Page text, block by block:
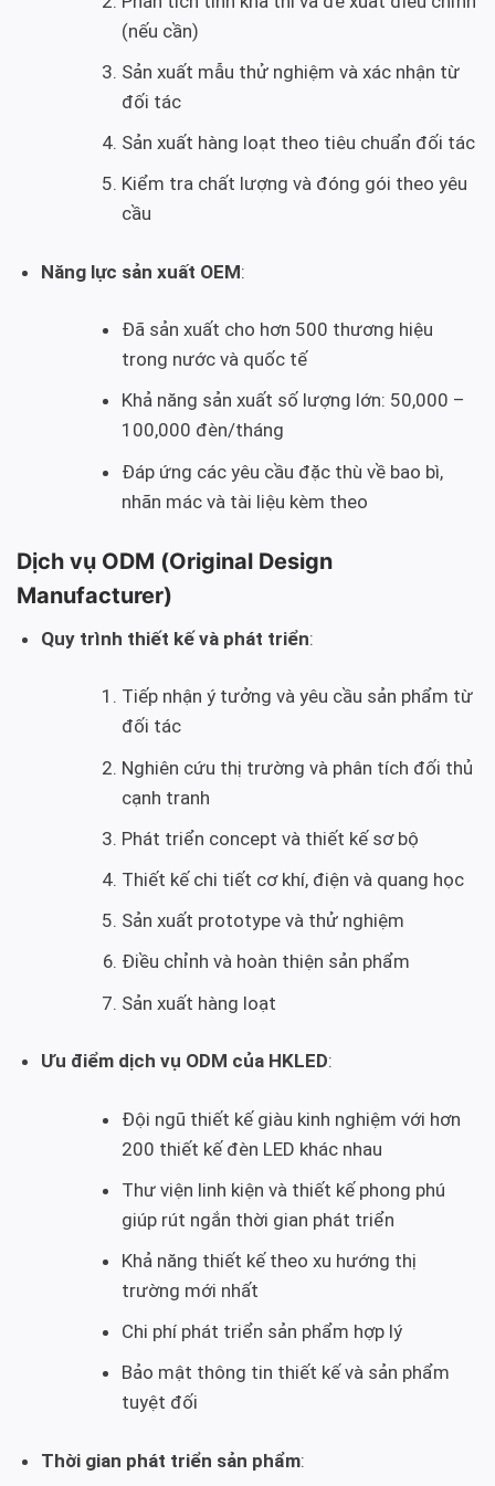
(nếu cần)
Sản xuất mẫu thử nghiệm và xác nhận từ
đối tác
Sản xuất hàng loạt theo tiêu chuẩn đối tác
Kiểm tra chất lượng và đóng gói theo yêu
cầu
Năng lực sản xuất OEM:
Đã sản xuất cho hơn 500 thương hiệu
trong nước và quốc tế
Khả năng sản xuất số lượng lớn: 50,000 –
100,000 đèn/tháng
Đáp ứng các yêu cầu đặc thù về bao bì,
nhãn mác và tài liệu kèm theo
Dịch vụ ODM (Original Design
Manufacturer)
Quy trình thiết kế và phát triển:
Tiếp nhận ý tưởng và yêu cầu sản phẩm từ
đối tác
Nghiên cứu thị trường và phân tích đối thủ
cạnh tranh
Phát triển concept và thiết kế sơ bộ
Thiết kế chi tiết cơ khí, điện và quang học
Sản xuất prototype và thử nghiệm
Điều chỉnh và hoàn thiện sản phẩm
Sản xuất hàng loạt
Ưu điểm dịch vụ ODM của HKLED:
Đội ngũ thiết kế giàu kinh nghiệm với hơn
200 thiết kế đèn LED khác nhau
Thư viện linh kiện và thiết kế phong phú
giúp rút ngắn thời gian phát triển
Khả năng thiết kế theo xu hướng thị
trường mới nhất
Chi phí phát triển sản phẩm hợp lý
Bảo mật thông tin thiết kế và sản phẩm
tuyệt đối
Thời gian phát triển sản phẩm: